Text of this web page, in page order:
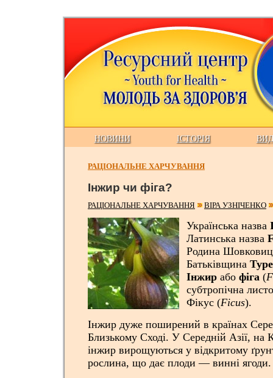
НОВИНИ ІСТОРІЯ
РАЦІОНАЛЬНЕ ХАРЧУВАННЯ
Інжир чи фіга?
РАЦІОНАЛЬНЕ ХАРЧУВАННЯ ВІРА УЗНІЧЕНКО
Українська назва
Латинська назва
Родина
Батьківщина
Інжир або фіга (
субтропічна
Фікус (Ficus).
Інжир дуже поширений в країнах
Близькому Сході. У Середній Азії, на
інжир вирощуються у відкритому
рослина, що дає плоди — винні ягоди.